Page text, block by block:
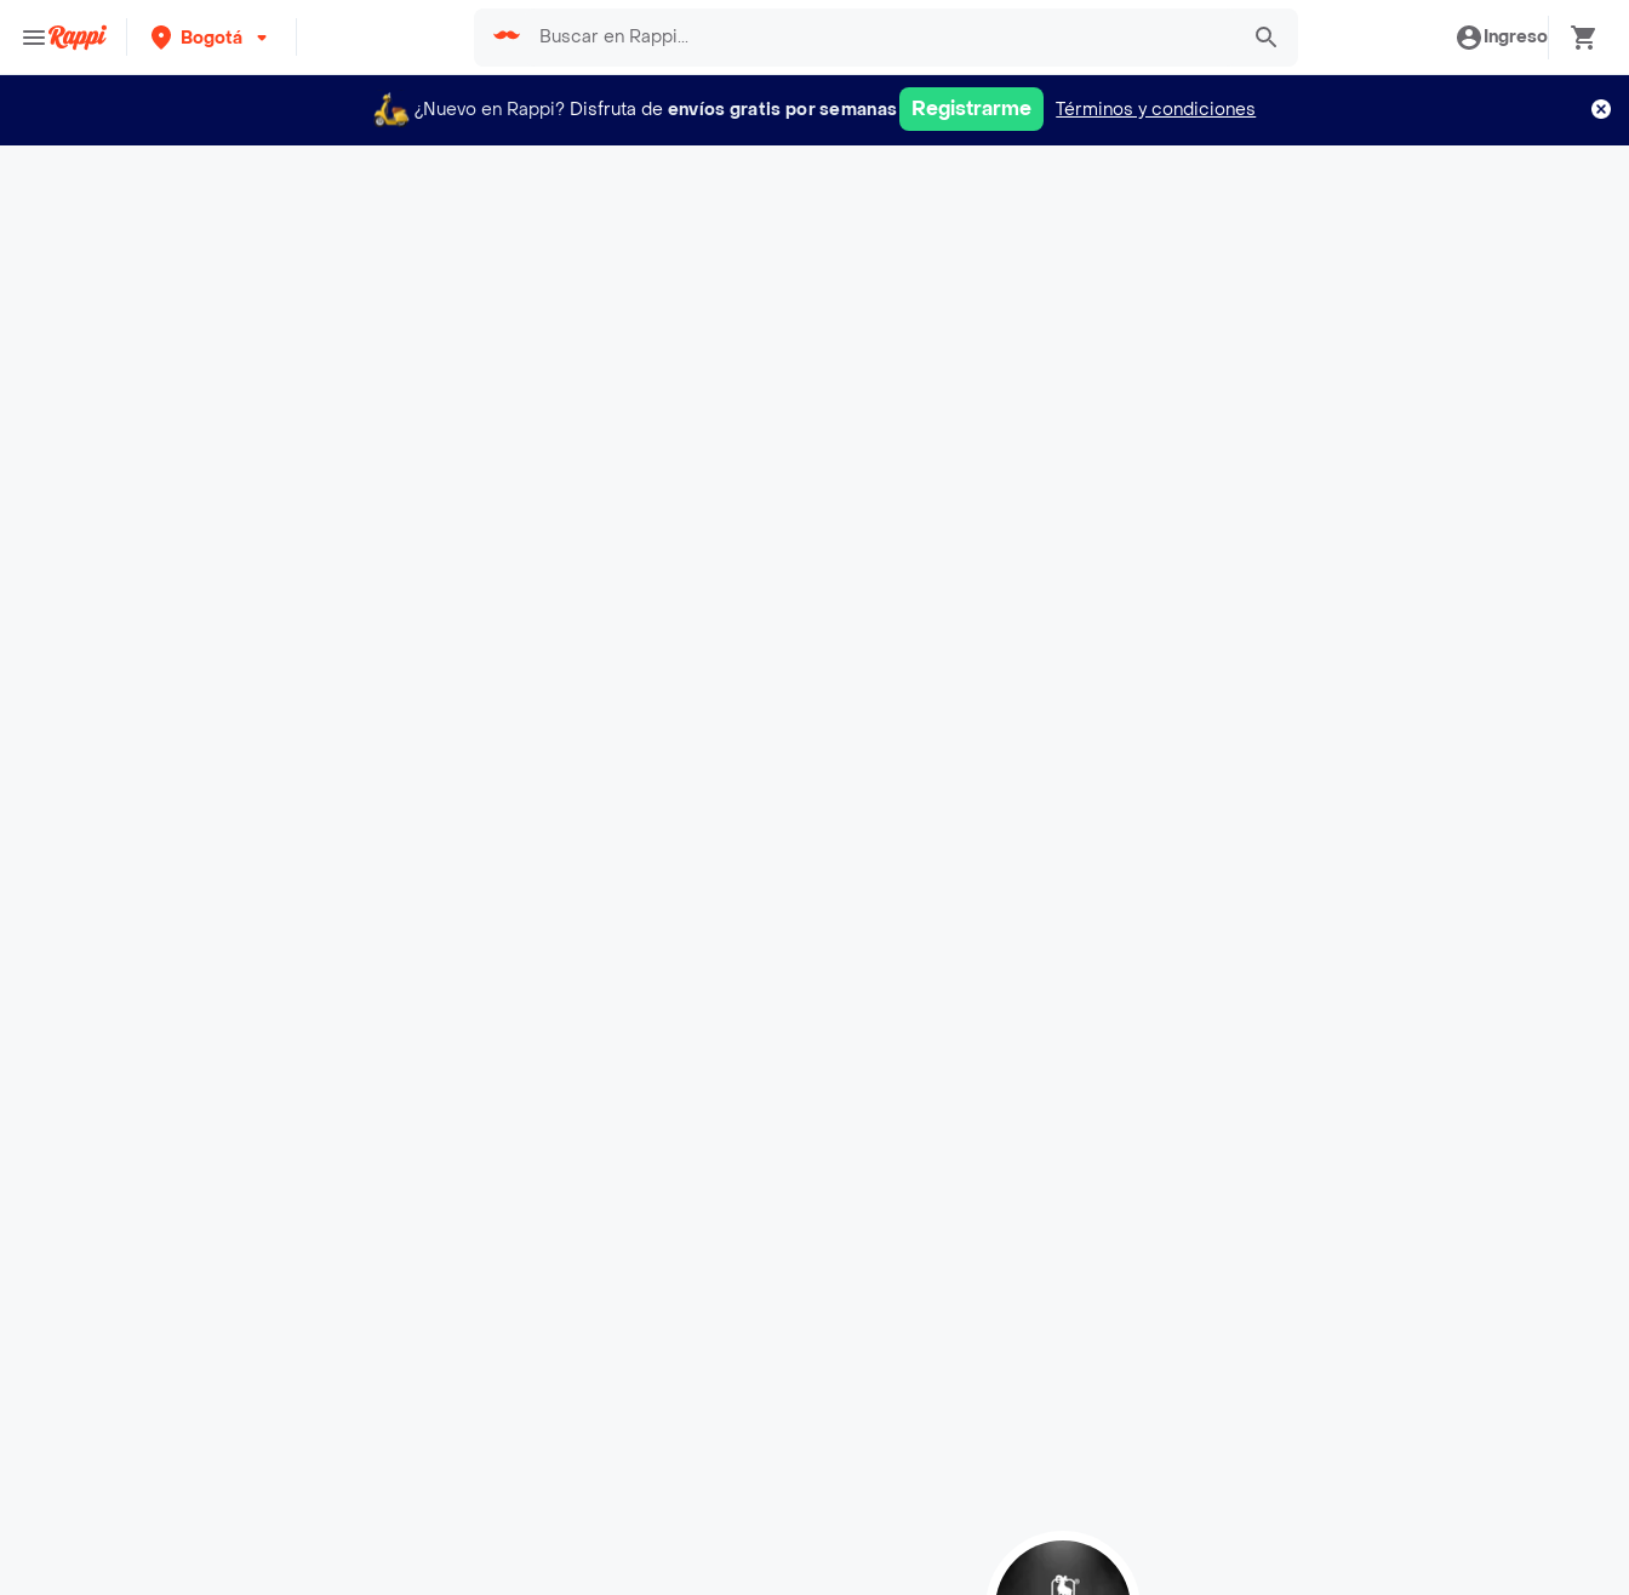
Bogotá Ingreso
¿Nuevo en Rappi? Disfruta de envíos gratis por semanas Registrarme Términos y condiciones